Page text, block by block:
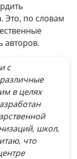
Это, по словам
авторов.
с
в целях
школ,
что